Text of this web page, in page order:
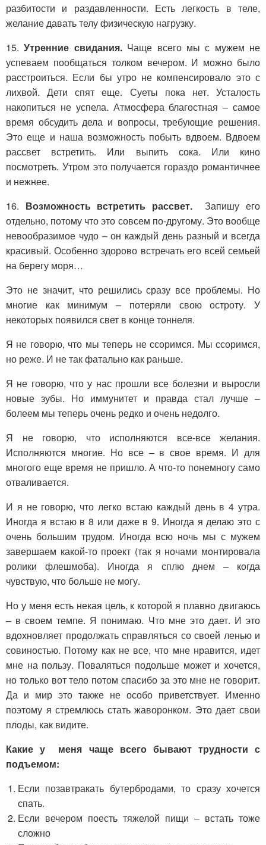
разбитости и раздавленности. Есть легкость в теле,
желание давать телу физическую нагрузку.
15.Утренние свидания.Чаще всего мы с мужем не
успеваем пообщаться толком вечером. И можно было
расстроиться. Если бы утро не компенсировало это с
лихвой. Дети спят еще. Суеты пока нет. Усталость
накопиться не успела. Атмосфера благостная – самое
время обсудить дела и вопросы, требующие решения.
Это еще и наша возможность побыть вдвоем. Вдвоем
рассвет встретить. Или выпить сока. Или кино
посмотреть. Утром это получается гораздо романтичнее
и нежнее.
16. Возможность встретить рассвет. Запишу его
отдельно, потому что это совсем по-другому. Это вообще
невообразимое чудо – он каждый день разный и всегда
красивый. Особенно здорово встречать его всей семьей
на берегу моря…
Это не значит, что решились сразу все проблемы. Но
многие как минимум – потеряли свою остроту. У
некоторых появился свет в конце тоннеля.
Я не говорю, что мы теперь не ссоримся. Мы ссоримся,
но реже. И не так фатально как раньше.
Я не говорю, что у нас прошли все болезни и выросли
новые зубы. Но иммунитет и правда стал лучше –
болеем мы теперь очень редко и очень недолго.
Я не говорю, что исполняются все-все желания.
Исполняются многие. Но все – в свое время. И для
многого еще время не пришло. А что-то понемногу само
отваливается.
И я не говорю, что легко встаю каждый день в 4 утра.
Иногда я встаю в 8 или даже в 9. Иногда я делаю это с
очень большим трудом. Иногда всю ночь мы с мужем
завершаем какой-то проект (так я ночами монтировала
ролики флешмоба). Иногда я сплю днем – когда
чувствую, что больше не могу.
Но у меня есть некая цель, к которой я плавно двигаюсь
– в своем темпе. Я понимаю. Что мне это дает. И это
вдохновляет продолжать справляться со своей ленью и
совиностью. Потому как не все, что мне нравится, идет
мне на пользу. Поваляться подольше может и хочется,
но только вот тело потом спасибо за это мне не говорит.
Да и мир это также не особо приветствует. Именно
поэтому я стремлюсь стать жаворонком. Это дает свои
плоды, как видите.
Какие у меня чаще всего бывают трудности с
подъемом:
Если позавтракать бутербродами, то сразу хочется
спать.
Если вечером поесть тяжелой пищи – встать тоже
сложно